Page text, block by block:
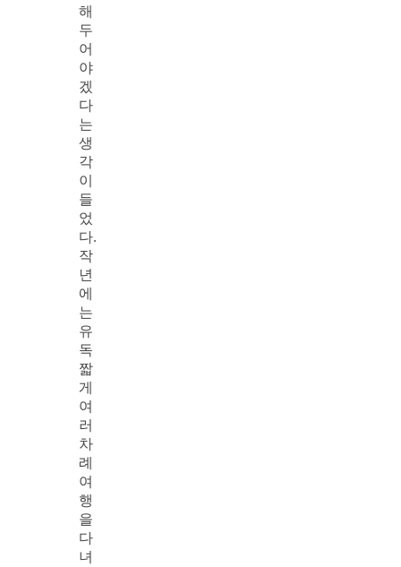
해
두
어
야
겠
다
는
생
각
이
들
었
다.
작
년
에
는
유
독
짧
게
여
러
차
례
여
행
을
다
녀